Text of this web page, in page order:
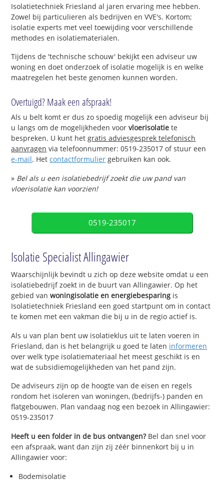
Isolatietechniek Friesland al jaren ervaring mee hebben.
Zowel bij particulieren als bedrijven en VVE's. Kortom;
isolatie experts met veel toewijding voor verschillende
methodes en isolatiematerialen.
Tijdens de 'technische schouw' bekijkt een adviseur uw
woning en doet onderzoek of isolatie mogelijk is en welke
maatregelen het beste genomen kunnen worden.
Overtuigd? Maak een afspraak!
Als u belt komt er dus zo spoedig mogelijk een adviseur bij
u langs om de mogelijkheden voorvloerisolatie te
bespreken. U kunt hetgratis adviesgesprek telefonisch
aanvragen via telefoonnummer: 0519-235017 of stuur een
e-mail. Hetcontactformulier gebruiken kan ook.
» Bel als u een isolatiebedrijf zoekt die uw pand van
vloerisolatie kan voorzien!
0519-235017
Isolatie Specialist Allingawier
Waarschijnlijk bevindt u zich op deze website omdat u een
isolatiebedrijf zoekt in de buurt van Allingawier. Op het
gebied vanwoningisolatie en energiebesparing is
Isolatietechniek Friesland een goed startpunt om in contact
te komen met een vakman die bij u in de regio actief is.
Als u van plan bent uw isolatieklus uit te laten voeren in
Friesland, dan is het belangrijk u goed te laten informeren
over welk type isolatiemateriaal het meest geschikt is en
wat de subsidiemogelijkheden van het pand zijn.
De adviseurs zijn op de hoogte van de eisen en regels
rondom het isoleren van woningen, (bedrijfs-) panden en
flatgebouwen. Plan vandaag nog een bezoek in Allingawier:
0519-235017
Heeft u een folder in de bus ontvangen?Bel dan snel voor
een afspraak, want dan zijn zij zéér binnenkort bij u in
Allingawier voor:
Bodemisolatie